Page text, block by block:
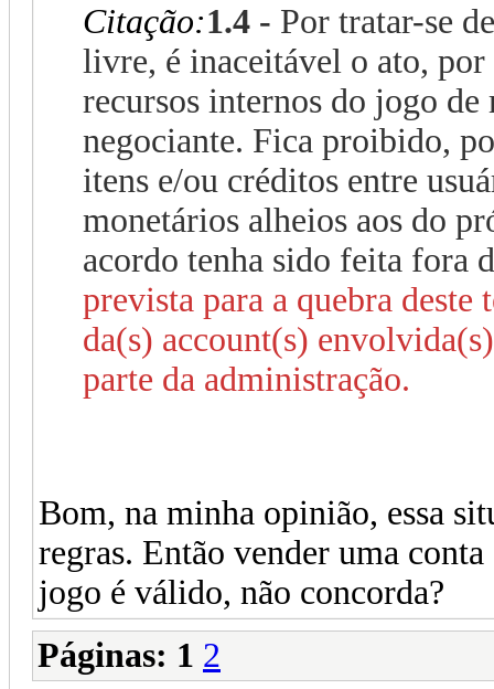
Citação:1.4 - Por tratar-se
livre, é inaceitável o ato, por
recursos internos do jogo
negociante. Fica proibido,
itens e/ou créditos entre
monetários alheios aos do
acordo tenha sido feita fora
prevista para a quebra deste
da(s) account(s)
parte da administração.
Bom, na minha opinião, essa
regras. Então vender uma
jogo é válido, não concorda?
Páginas: 1 2